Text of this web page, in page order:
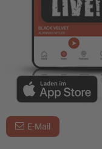
E-Mail